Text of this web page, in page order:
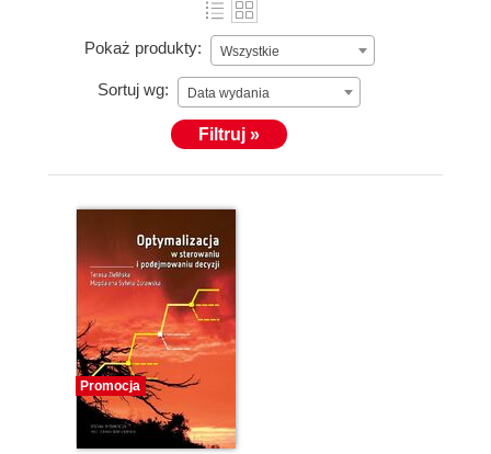
Pokaż produkty: Wszystkie
Sortuj wg: Data wydania
Filtruj »
Promocja